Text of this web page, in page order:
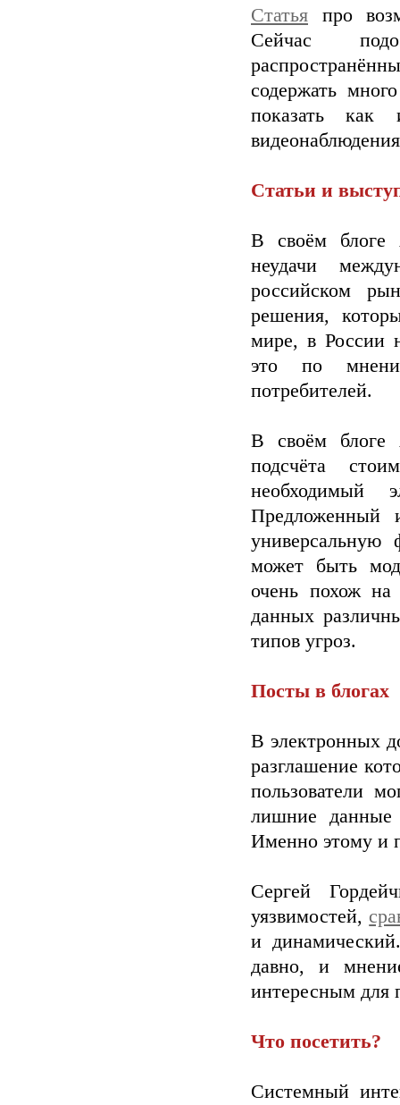
Статья про
Сейчас
содержать
показать как
Статьи и
В своём блоге
неудачи
российском
решения,
мире, в России
это по
потребителей.
В своём блоге
подсчёта
необходимый
Предложенный
универсальную
может быть
очень похож на
данных
типов угроз.
Посты в блогах
В электронных
разглашение
пользователи
лишние данные
Именно этому и
Сергей
уязвимостей,
и
давно, и
интересным для
Что посетить?
Системный